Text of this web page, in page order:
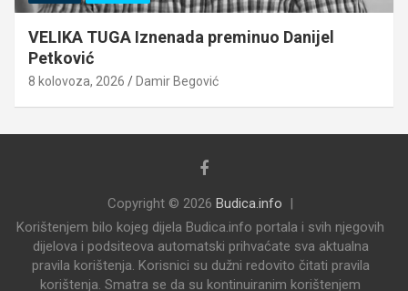
VELIKA TUGA Iznenada preminuo Danijel
Petković
8 kolovoza, 2026 Damir Begović
Copyright © 2026 Budica.info
Korištenjem bilo kojeg dijela Budica.info portala i svih njegovih
dijelova i podsiteova automatski prihvaćate sva aktualna
pravila korištenja. Korisnici su dužni redovito čitati pravila
korištenja. Smatra se da su kontinuiranim korištenjem